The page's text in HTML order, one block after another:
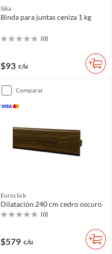
Sika
Binda para juntas ceniza 1 kg
(0)
$93 c/u
comparar
Euroclick
Dilatación 240 cm cedro oscuro
(0)
$579 c/u